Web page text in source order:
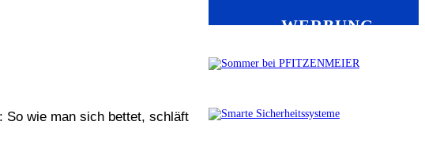
So wie man sich bettet, schläft
WERBUNG